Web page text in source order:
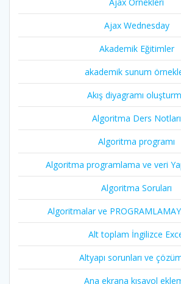
Ajax Wednesday
Akademik Eğitimler
akademik sunum
Akış diyagramı
Algoritma Ders Notları
Algoritma programı
Algoritma programlama ve veri
Algoritma Soruları
Algoritmalar ve
Alt toplam İngilizce
Altyapı sorunları ve
Ana ekrana kısayol